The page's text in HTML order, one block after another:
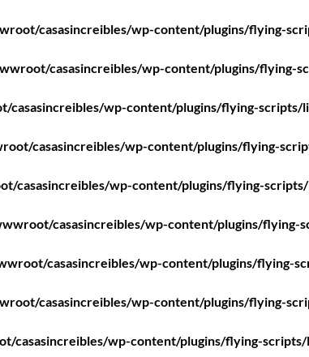
casasincreibles/wp-content/plugins/flying-
casasincreibles/wp-content/plugins/flying-
wp-content/plugins/flying-scripts/
casasincreibles/wp-content/plugins/flying-
casasincreibles/wp-content/plugins/flying-
casasincreibles/wp-content/plugins/flying-
casasincreibles/wp-content/plugins/flying-
casasincreibles/wp-content/plugins/flying-
casasincreibles/wp-content/plugins/flying-scripts/